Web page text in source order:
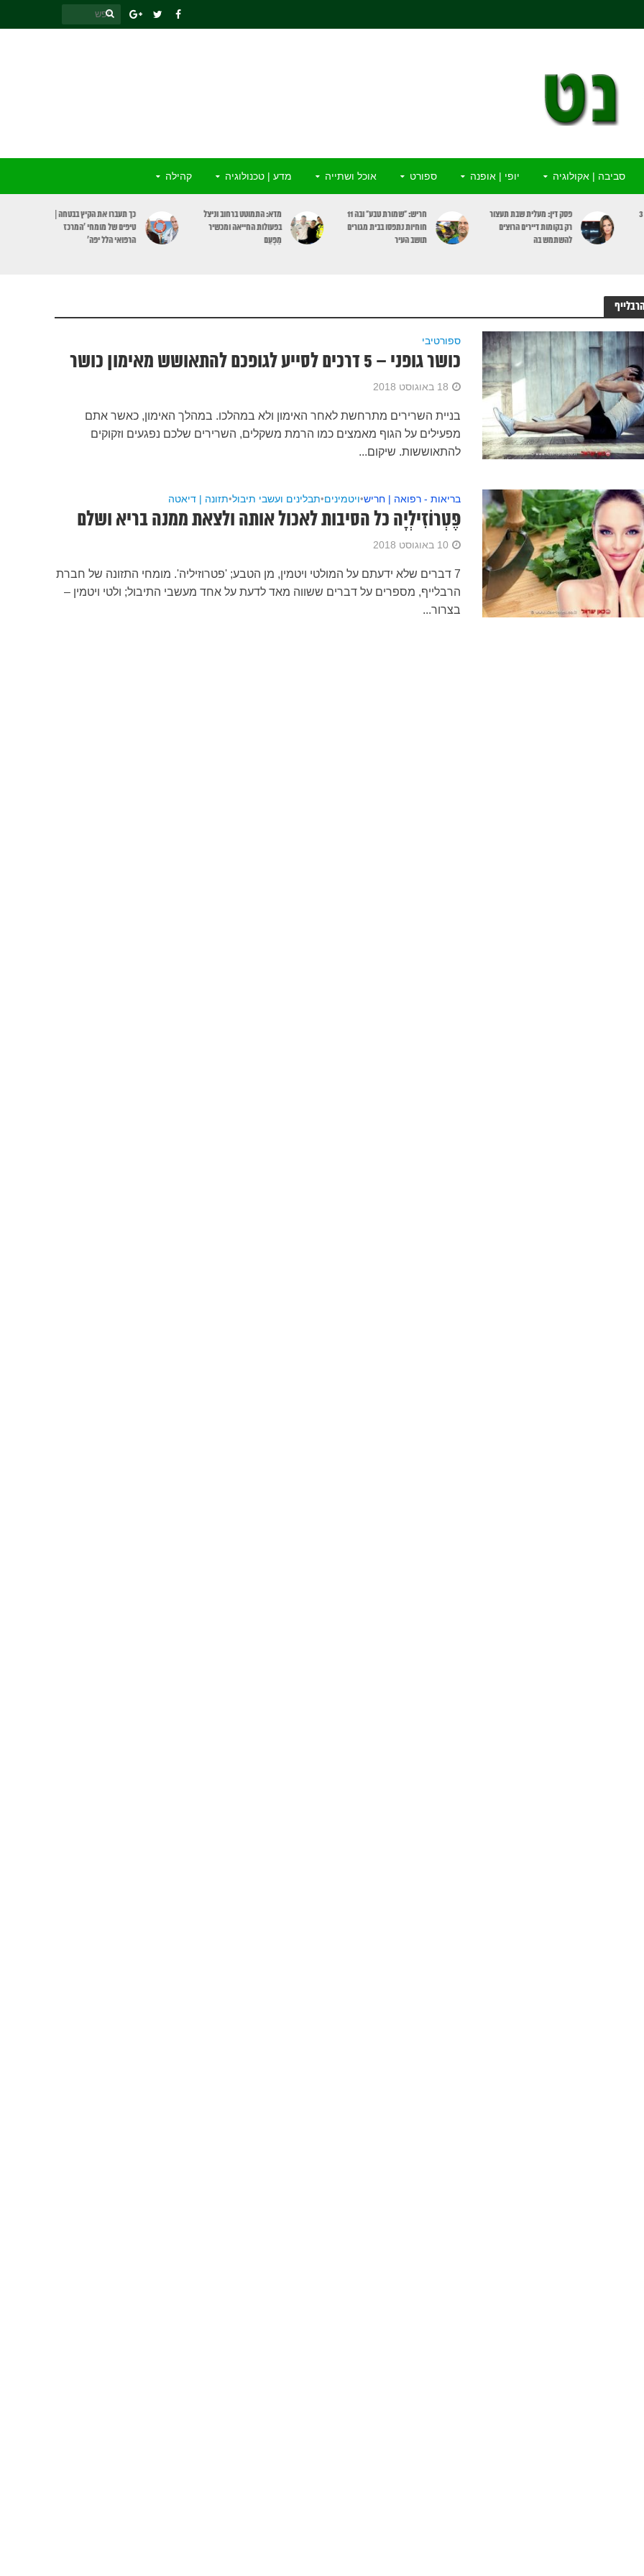
סביבה | אקולוגיה יופי | אופנה ספורט אוכל ושתייה מדע | טכנולוגיה קהילה
חריש: “שמורת טבע” ובה 11
חוחיות נתפסו בבית מגורים
תושב העיר
מדא: התמוטט ברחוב וניצל
בפעולות החייאה ומכשיר
מַפְעֵם
כך תעברו את הקיץ בבטחה |
טיפים של מומחי ‘המרכז
הרפואי הלל יפה’
אבטיח, כולו בריאות: מקור
לחומרים מזינים וגם תורם
לבריאות הלב
ספורטיבי
כושר גופני – 5 דרכים לסייע לגופכם להתאושש מאימון כושר
18 באוגוסט 2018
בניית השרירים מתרחשת לאחר האימון ולא במהלכו. במהלך האימון, כאשר אתם
מפעילים על הגוף מאמצים כמו הרמת משקלים, השרירים שלכם נפגעים וזקוקים
להתאוששות. שיקום...
בריאות - רפואה | חריש•ויטמינים•תבלינים ועשבי תיבול•תזונה | דיאטה
פֶּטְרוֹזִילְיָה כל הסיבות לאכול אותה ולצאת ממנה בריא ושלם
10 באוגוסט 2018
7 דברים שלא ידעתם על המולטי ויטמין, מן הטבע; 'פטרוזיליה'. מומחי התזונה של חברת
הרבלייף, מספרים על דברים ששווה מאד לדעת על אחד מעשבי התיבול; ולטי ויטמין –
בצרור...